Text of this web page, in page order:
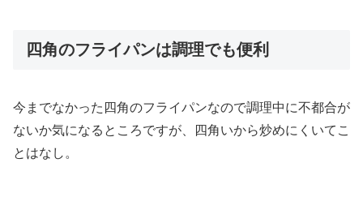
四角のフライパンは調理でも便利
今までなかった四角のフライパンなので調理中に不都合が
ないか気になるところですが、四角いから炒めにくいてこ
とはなし。